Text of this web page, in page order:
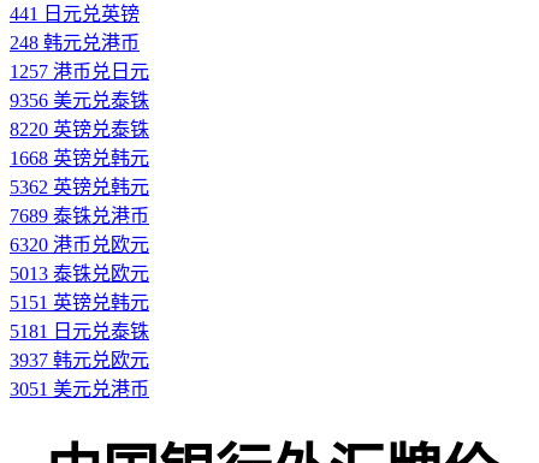
441 日元兑英镑
248 韩元兑港币
1257 港币兑日元
9356 美元兑泰铢
8220 英镑兑泰铢
1668 英镑兑韩元
5362 英镑兑韩元
7689 泰铢兑港币
6320 港币兑欧元
5013 泰铢兑欧元
5151 英镑兑韩元
5181 日元兑泰铢
3937 韩元兑欧元
3051 美元兑港币